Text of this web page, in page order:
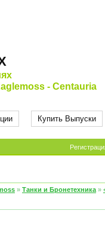
- Centauria
Купить Выпуски
» Танки и Бронетехника »